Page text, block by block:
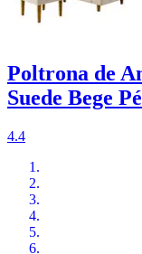
Poltrona de
Suede Bege
4.4